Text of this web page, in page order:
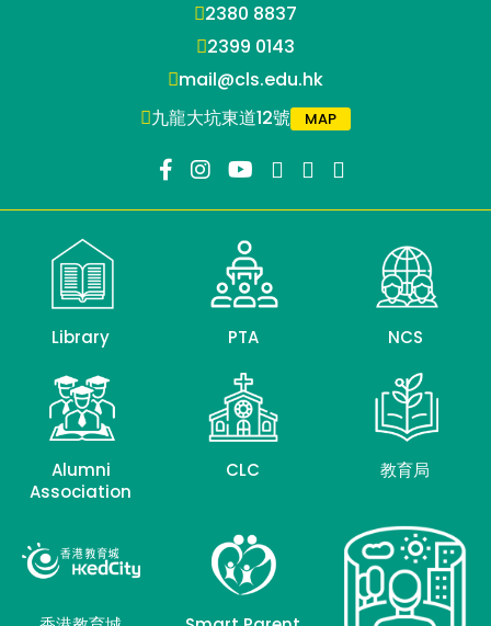
2380 8837
2399 0143
mail@cls.edu.hk
九龍大坑東道12號
MAP
Library PTA NCS
Alumni
Association
CLC 教育局